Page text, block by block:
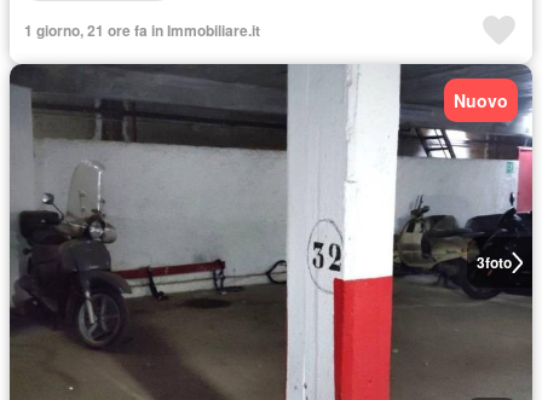
1 giorno, 21 ore fa in Immobiliare.it
3foto
Nuovo